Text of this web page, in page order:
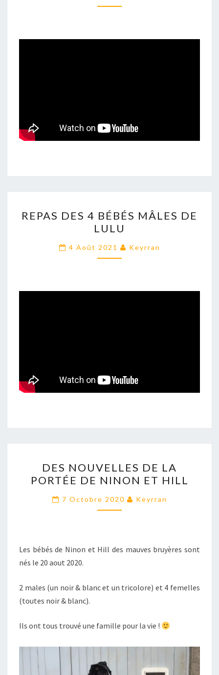
4
DES
4
BÉBÉS
MÂLES
REPAS DES 4 BÉBÉS MÂLES DE
LULU
4 Août 2021 Keyrran
NOUVELLES
DE
LA
PORTÉE
ET
DES NOUVELLES DE LA
PORTÉE DE NINON ET HILL
7 Octobre 2020 Keyrran
Les bébés de Ninon et Hill des mauves bruyères sont
nés le 20 aout 2020.
2 males (un noir & blanc et un tricolore) et 4 femelles
(toutes noir & blanc).
Ils ont tous trouvé une famille pour la vie !